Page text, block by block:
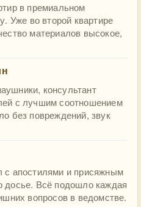
в премиальном
Уже во второй квартире
материалов высокое,
консультант
с лучшим соотношением
без повреждений, звук
с апостилями и присяжным
досье. Всё подошло каждая
вопросов в ведомстве.